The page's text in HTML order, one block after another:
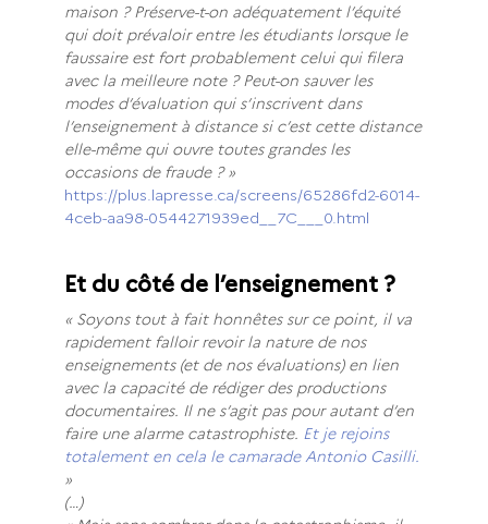
maison ? Préserve-t-on adéquatement l’équité
qui doit prévaloir entre les étudiants lorsque le
faussaire est fort probablement celui qui filera
avec la meilleure note ? Peut-on sauver les
modes d’évaluation qui s’inscrivent dans
l’enseignement à distance si c’est cette distance
elle-même qui ouvre toutes grandes les
occasions de fraude ? »
https://plus.lapresse.ca/screens/65286fd2-6014-
4ceb-aa98-0544271939ed__7C___0.html
Et du côté de l’enseignement ?
« Soyons tout à fait honnêtes sur ce point, il va
rapidement falloir revoir la nature de nos
enseignements (et de nos évaluations) en lien
avec la capacité de rédiger des productions
documentaires. Il ne s’agit pas pour autant d’en
faire une alarme catastrophiste. Et je rejoins
totalement en cela le camarade Antonio Casilli.
»
(…)